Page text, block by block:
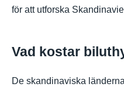
för att utforska
Vad kostar
De skandinaviska